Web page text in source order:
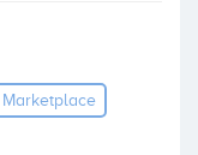
Marketplace